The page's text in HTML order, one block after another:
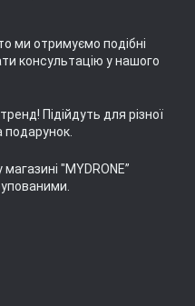
ми отримуємо подібні
консультацію у нашого
Підійдуть для різної
подарунок.
"MYDRONE”